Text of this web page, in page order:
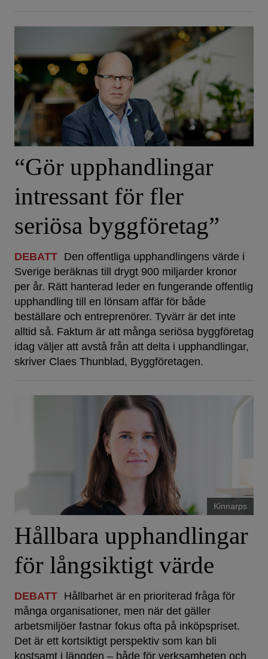
“Gör upphandlingar
intressant för fler
seriösa byggföretag”
DEBATT Den offentliga upphandlingens värde i
Sverige beräknas till drygt 900 miljarder kronor
per år. Rätt hanterad leder en fungerande offentlig
upphandling till en lönsam affär för både
beställare och entreprenörer. Tyvärr är det inte
alltid så. Faktum är att många seriösa byggföretag
idag väljer att avstå från att delta i upphandlingar,
skriver Claes Thunblad, Byggföretagen.
Kinnarps
Hållbara upphandlingar
för långsiktigt värde
DEBATT Hållbarhet är en prioriterad fråga för
många organisationer, men när det gäller
arbetsmiljöer fastnar fokus ofta på inköpspriset.
Det är ett kortsiktigt perspektiv som kan bli
kostsamt i längden – både för verksamheten och